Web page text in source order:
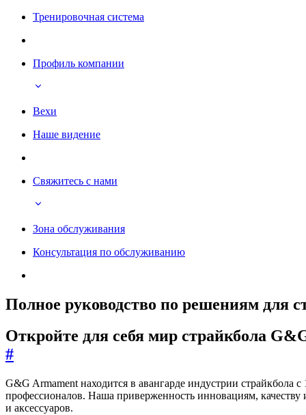
Тренировочная система
Профиль компании
Вехи
Наше видение
Свяжитесь с нами
Зона обслуживания
Консультация по обслуживанию
Полное руководство по решениям для
Откройте для себя мир страйкбола
#
G&G Armament находится в авангарде индустрии страйкбола
профессионалов. Наша приверженность инновациям,
и аксессуаров.